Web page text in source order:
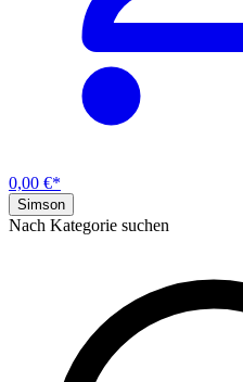
0,00 €*
Simson
Nach Kategorie suchen